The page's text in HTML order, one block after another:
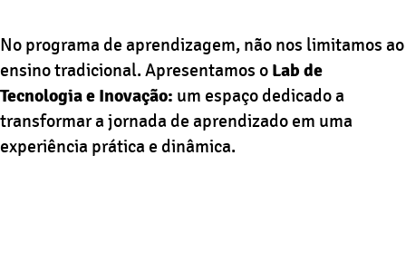
No programa de aprendizagem, não nos limitamos ao
ensino tradicional. Apresentamos o Lab de
Tecnologia e Inovação: um espaço dedicado a
transformar a jornada de aprendizado em uma
experiência prática e dinâmica.